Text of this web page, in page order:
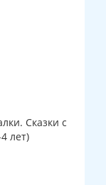
Сказки с
лет)